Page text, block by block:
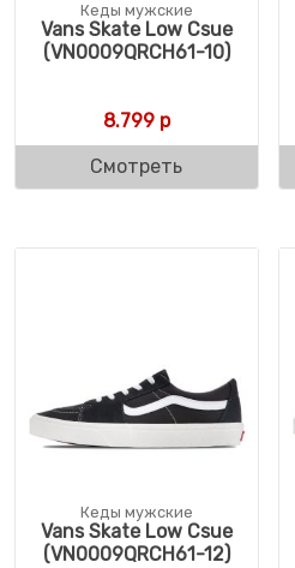
Кеды мужские
Vans Skate Low Csue
(VN0009QRCH61-10)
8.799р
Смотреть
Кеды мужские
Vans Skate Low Csue
(VN0009QRCH61-12)